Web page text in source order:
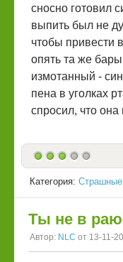
сносно готовил
выпить был не
чтобы привести
опять та же
измотанный -
пена в уголках
спросил, что
Категория: Страшные
Ты не в раю
Автор: NLC от 13-11-